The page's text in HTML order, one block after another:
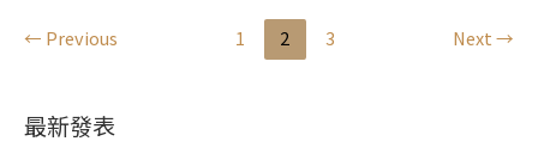
← Previous 1 2 3 Next→
最新發表